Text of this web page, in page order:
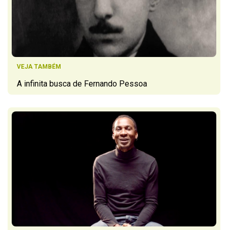
VEJA TAMBÉM
A infinita busca de Fernando Pessoa